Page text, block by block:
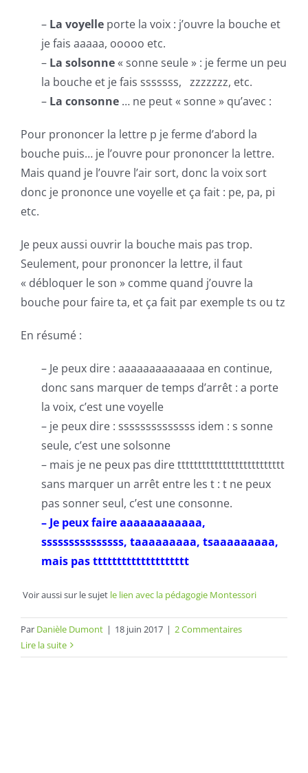
– La voyelle porte la voix : j’ouvre la bouche et
je fais aaaaa, ooooo etc.
– La solsonne« sonne seule » : je ferme un peu
la bouche et je fais sssssss, zzzzzzz, etc.
– La consonne … ne peut « sonne » qu’avec :
Pour prononcer la lettre p je ferme d’abord la
bouche puis… je l’ouvre pour prononcer la lettre.
Mais quand je l’ouvre l’air sort, donc la voix sort
donc je prononce une voyelle et ça fait : pe, pa, pi
etc.
Je peux aussi ouvrir la bouche mais pas trop.
Seulement, pour prononcer la lettre, il faut
« débloquer le son » comme quand j’ouvre la
bouche pour faire ta, et ça fait par exemple ts ou tz
En résumé :
– Je peux dire : aaaaaaaaaaaaaa en continue,
donc sans marquer de temps d’arrêt : a porte
la voix, c’est une voyelle
– je peux dire : ssssssssssssss idem : s sonne
seule, c’est une solsonne
– mais je ne peux pas dire tttttttttttttttttttttttttt
sans marquer un arrêt entre les t : t ne peux
pas sonner seul, c’est une consonne.
– Je peux faire aaaaaaaaaaaa,
sssssssssssssss, taaaaaaaaa, tsaaaaaaaaa,
mais pas tttttttttttttttttttt
Voir aussi sur le sujet le lien avec la pédagogie Montessori
Par Danièle Dumont | 18 juin 2017 | 2 Commentaires
Lire la suite